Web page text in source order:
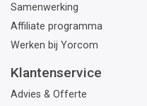
Samenwerking
Affiliate programma
Werken bij Yorcom
Klantenservice
Advies & Offerte